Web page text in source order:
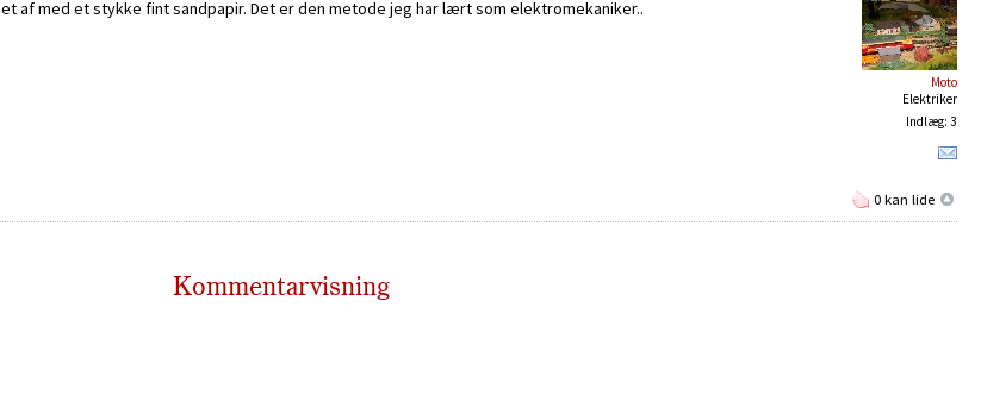
Moto
Elektriker
Indlæg: 3
af med et stykke fint sandpapir. Det er den metode jeg har lært som elektromekaniker..
0 kan lide
Kommentarvisning